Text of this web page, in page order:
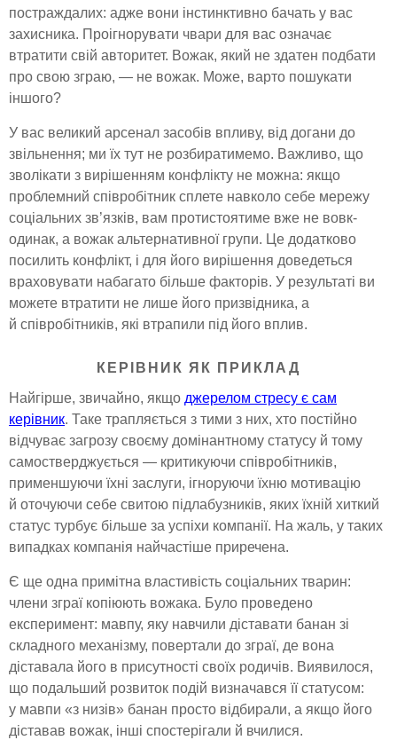
постраждалих: адже вони інстинктивно бачать у вас
захисника. Проігнорувати чвари для вас означає
втратити свій авторитет. Вожак, який не здатен подбати
про свою зграю, — не вожак. Може, варто пошукати
іншого?
У вас великий арсенал засобів впливу, від догани до
звільнення; ми їх тут не розбиратимемо. Важливо, що
зволікати з вирішенням конфлікту не можна: якщо
проблемний співробітник сплете навколо себе мережу
соціальних зв’язків, вам протистоятиме вже не вовк-
одинак, а вожак альтернативної групи. Це додатково
посилить конфлікт, і для його вирішення доведеться
враховувати набагато більше факторів. У результаті ви
можете втратити не лише його призвідника, а
й співробітників, які втрапили під його вплив.
КЕРІВНИК ЯК ПРИКЛАД
Найгірше, звичайно, якщо джерелом стресу є сам
керівник. Таке трапляється з тими з них, хто постійно
відчуває загрозу своєму домінантному статусу й тому
самостверджується — критикуючи співробітників,
применшуючи їхні заслуги, ігноруючи їхню мотивацію
й оточуючи себе свитою підлабузників, яких їхній хиткий
статус турбує більше за успіхи компанії. На жаль, у таких
випадках компанія найчастіше приречена.
Є ще одна примітна властивість соціальних тварин:
члени зграї копіюють вожака. Було проведено
експеримент: мавпу, яку навчили діставати банан зі
складного механізму, повертали до зграї, де вона
діставала його в присутності своїх родичів. Виявилося,
що подальший розвиток подій визначався її статусом:
у мавпи «з низів» банан просто відбирали, а якщо його
діставав вожак, інші спостерігали й вчилися.